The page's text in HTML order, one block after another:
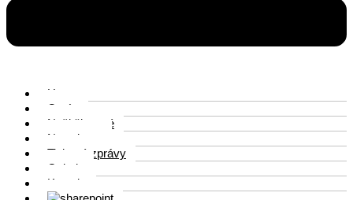
Home
O nás
Naši členové
Newsletter
Tiskové zprávy
Galerie
Kontakt